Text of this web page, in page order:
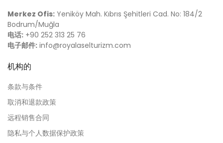
Merkez Ofis: Yeniköy Mah. Kıbrıs Şehitleri Cad. No: 184/2
Bodrum/Muğla
电话: +90 252 313 25 76
电子邮件: info@royalaselturizm.com
机构的
条款与条件
取消和退款政策
远程销售合同
隐私与个人数据保护政策